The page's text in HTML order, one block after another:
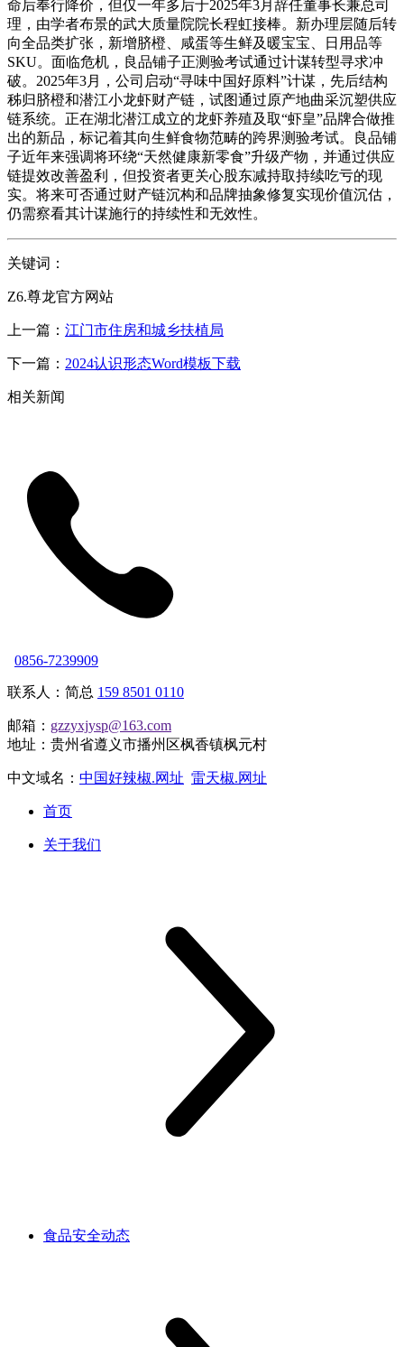
命后奉行降价，但仅一年多后于2025年3月辞任董事长兼总司
理，由学者布景的武大质量院院长程虹接棒。新办理层随后转
向全品类扩张，新增脐橙、咸蛋等生鲜及暖宝宝、日用品等
SKU。面临危机，良品铺子正测验考试通过计谋转型寻求冲
破。2025年3月，公司启动“寻味中国好原料”计谋，先后结构
秭归脐橙和潜江小龙虾财产链，试图通过原产地曲采沉塑供应
链系统。正在湖北潜江成立的龙虾养殖及取“虾皇”品牌合做推
出的新品，标记着其向生鲜食物范畴的跨界测验考试。良品铺
子近年来强调将环绕“天然健康新零食”升级产物，并通过供应
链提效改善盈利，但投资者更关心股东减持取持续吃亏的现
实。将来可否通过财产链沉构和品牌抽象修复实现价值沉估，
仍需察看其计谋施行的持续性和无效性。
关键词：
Z6.尊龙官方网站
上一篇： 江门市住房和城乡扶植局
下一篇： 2024认识形态Word模板下载
相关新闻
0856-7239909
联系人：简总 159 8501 0110
邮箱： gzzyxjysp@163.com
地址：贵州省遵义市播州区枫香镇枫元村
中文域名： 中国好辣椒.网址 雷天椒.网址
首页
关于我们
食品安全动态